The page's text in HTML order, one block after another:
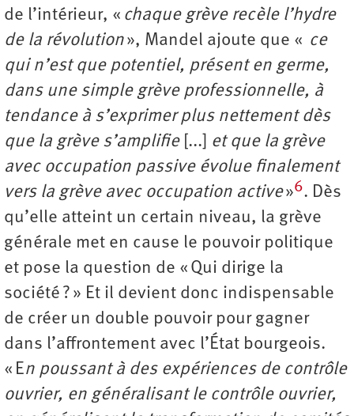
de l’intérieur, « chaque grève recèle l’hydre
de la révolution», Mandel ajoute que « ce
qui n’est que potentiel, présent en germe,
dans une simple grève professionnelle, à
tendance à s’exprimer plus nettement dès
que la grève s’amplifie[...]
et que la grève
avec occupation passive évolue finalement
vers la grève avec occupation active»6. Dès
qu’elle atteint un certain niveau, la grève
générale met en cause le pouvoir politique
et pose la question de « Qui dirige la
société ? » Et il devient donc indispensable
de créer un double pouvoir pour gagner
dans l’affrontement avec l’État bourgeois.
« En poussant à des expériences de contrôle
ouvrier, en généralisant le contrôle ouvrier,